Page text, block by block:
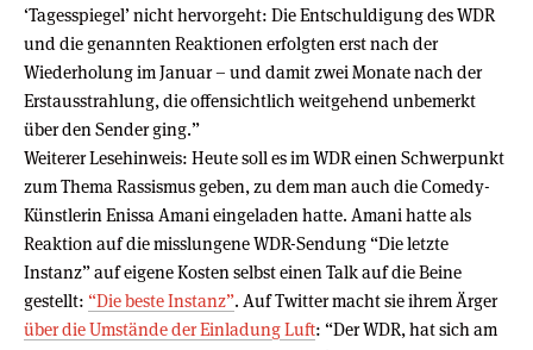
‘Tagesspiegel’ nicht hervorgeht: Die Entschuldigung des WDR
und die genannten Reaktionen erfolgten erst nach der
Wiederholung im Januar – und damit zwei Monate nach der
Erstausstrahlung, die offensichtlich weitgehend unbemerkt
über den Sender ging.”
Weiterer Lesehinweis: Heute soll es im WDR einen Schwerpunkt
zum Thema Rassismus geben, zu dem man auch die Comedy-
Künstlerin Enissa Amani eingeladen hatte. Amani hatte als
Reaktion auf die misslungene WDR-Sendung “Die letzte
Instanz” auf eigene Kosten selbst einen Talk auf die Beine
gestellt: “Die beste Instanz”. Auf Twitter macht sie ihrem Ärger
über die Umstände der Einladung Luft: “Der WDR, hat sich am